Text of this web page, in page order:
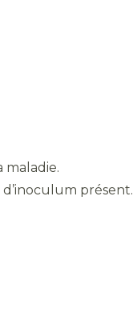
maladie.
présent.